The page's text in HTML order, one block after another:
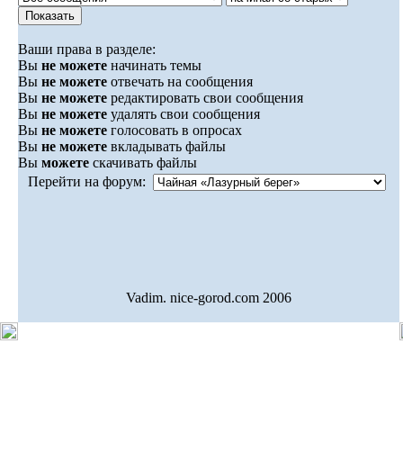
Ваши права в разделе:
Вы не можете начинать темы
Вы не можете отвечать на сообщения
Вы не можете редактировать свои сообщения
Вы не можете удалять свои сообщения
Вы не можете голосовать в опросах
Вы не можете вкладывать файлы
Вы можете скачивать файлы
Перейти на форум:
Vadim. nice-gorod.com 2006